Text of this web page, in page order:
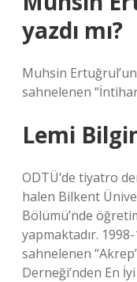
yazdı mı?
Muhsin
sahnelenen
Lemi
ODTÜ’de tiyatro
halen Bilkent
Bölümü’nde
yapmaktadır.
sahnelenen
Derneği’nden En